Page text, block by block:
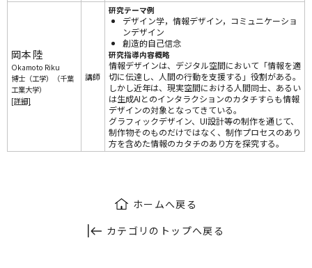
岡本 陸
Okamoto Riku
博士（工学）（千葉
工業大学）
[詳細]
講師
研究テーマ例
デザイン学，情報デザイン，コミュニケーショ
ンデザイン
創造的自己信念
研究指導内容概略
情報デザインは、デジタル空間において「情報を適
切に伝達し、人間の行動を支援する」役割がある。
しかし近年は、現実空間における人間同士、あるい
は生成AIとのインタラクションのカタチすらも情報
デザインの対象となってきている。
グラフィックデザイン、UI設計等の制作を通じて、
制作物そのものだけではなく、制作プロセスのあり
方を含めた情報のカタチのあり方を探究する。
カテゴリのトップへ戻る
ホームへ戻る